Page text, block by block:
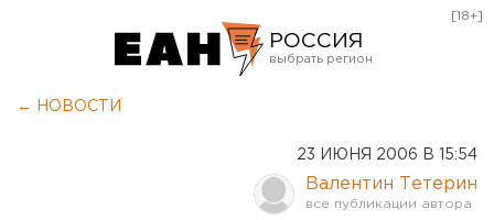
РОССИЯ
Курган
Оренбург
[18+]
← НОВОСТИ
23 ИЮНЯ 2006 В 15:54
Валентин Тетерин